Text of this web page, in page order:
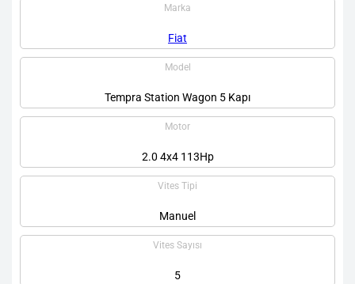
Marka
Fiat
Model
Tempra Station Wagon 5 Kapı
Motor
2.0 4x4 113Hp
Vites Tipi
Manuel
Vites Sayısı
5